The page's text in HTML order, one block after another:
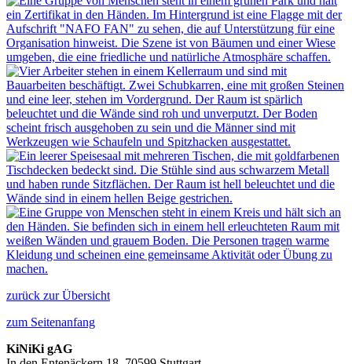
zurück zur Übersicht
zum Seitenanfang
KiNiKi gAG